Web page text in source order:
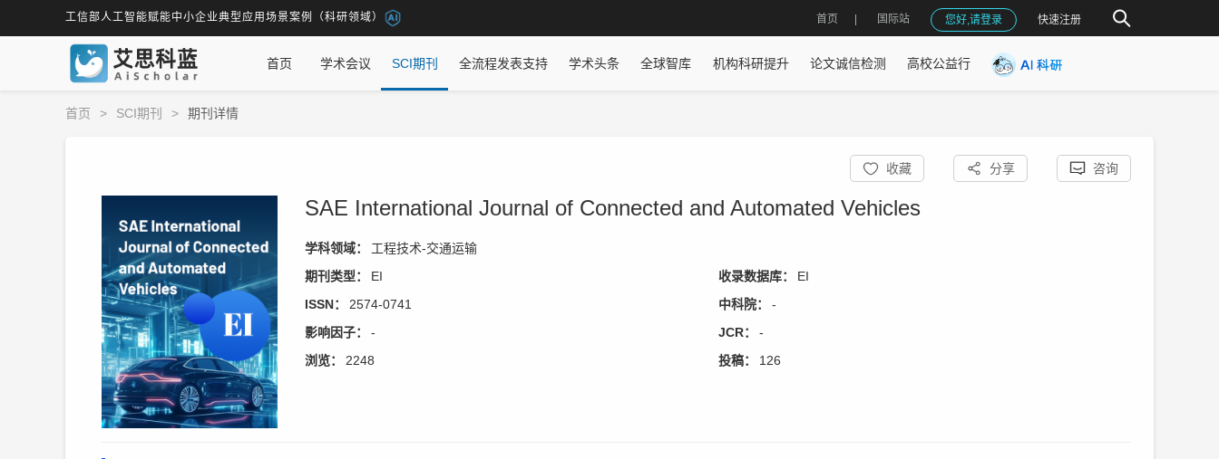
工信部人工智能赋能中小企业典型应用场景案例（科研领域） 首页 国际站 您好,请登录 快速注册
首页 学术会议 SCI期刊 全流程发表支持 学术头条 全球智库 机构科研提升 论文诚信检测 高校公益行
首页 > SCI期刊 > 期刊详情
收藏 分享 咨询
SAE International Journal of Connected and Automated Vehicles
学科领域：
工程技术-交通运输
期刊类型：
EI 收录数据库：
EI
ISSN：
2574-0741 中科院：
-
影响因子：
- JCR：
-
浏览：
2248 投稿： 126